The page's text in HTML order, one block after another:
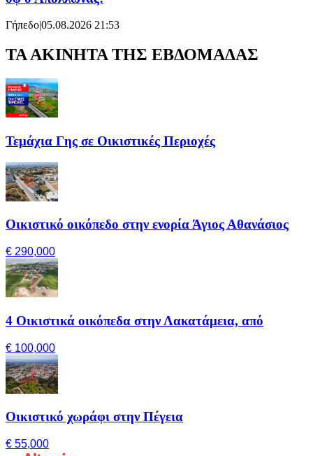
Γήπεδο|05.08.2026 21:53
ΤΑ ΑΚΙΝΗΤΑ ΤΗΣ ΕΒΔΟΜΑΔΑΣ
Τεμάχια Γης σε Οικιστικές Περιοχές
Οικιστικό οικόπεδο στην ενορία Άγιος Αθανάσιος
€ 290,000
4 Οικιστικά οικόπεδα στην Λακατάμεια, από
€ 100,000
Οικιστικό χωράφι στην Πέγεια
€ 55,000